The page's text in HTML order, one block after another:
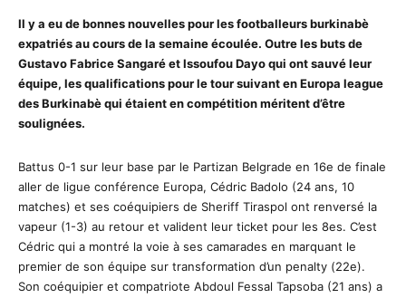
Il y a eu de bonnes nouvelles pour les footballeurs burkinabè
expatriés au cours de la semaine écoulée. Outre les buts de
Gustavo Fabrice Sangaré et Issoufou Dayo qui ont sauvé leur
équipe, les qualifications pour le tour suivant en Europa league
des Burkinabè qui étaient en compétition méritent d’être
soulignées.
Battus 0-1 sur leur base par le Partizan Belgrade en 16e de finale
aller de ligue conférence Europa, Cédric Badolo (24 ans, 10
matches) et ses coéquipiers de Sheriff Tiraspol ont renversé la
vapeur (1-3) au retour et valident leur ticket pour les 8es. C’est
Cédric qui a montré la voie à ses camarades en marquant le
premier de son équipe sur transformation d’un penalty (22e).
Son coéquipier et compatriote Abdoul Fessal Tapsoba (21 ans) a